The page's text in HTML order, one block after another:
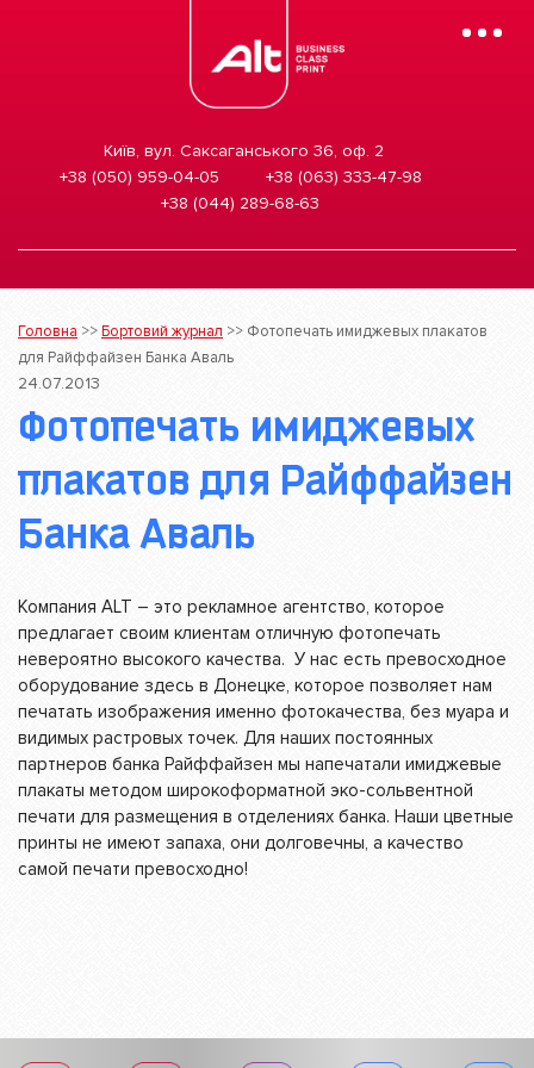
Київ, вул. Саксаганського 36, оф. 2
+38 (050) 959-04-05
+38 (063) 333-47-98
+38 (044) 289-68-63
Mobile
Головна >>Бортовий журнал >> Фотопечать имиджевых плакатов
для Райффайзен Банка Аваль
24.07.2013
Фотопечать имиджевых
плакатов для Райффайзен
Банка Аваль
Компания ALT – это рекламное агентство, которое
предлагает своим клиентам отличную фотопечать
невероятно высокого качества. У нас есть превосходное
оборудование здесь в Донецке, которое позволяет нам
печатать изображения именно фотокачества, без муара и
видимых растровых точек. Для наших постоянных
партнеров банка Райффайзен мы напечатали имиджевые
плакаты методом широкоформатной эко-сольвентной
печати для размещения в отделениях банка. Наши цветные
принты не имеют запаха, они долговечны, а качество
самой печати превосходно!